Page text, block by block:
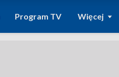
Program TV Więcej